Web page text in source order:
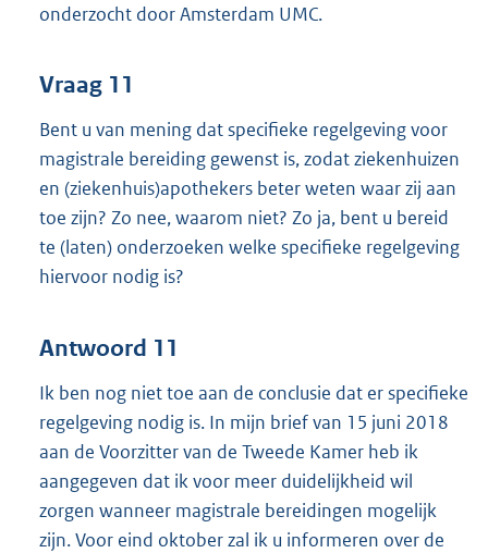
onderzocht door Amsterdam UMC.
Vraag 11
Bent u van mening dat specifieke regelgeving voor
magistrale bereiding gewenst is, zodat ziekenhuizen
en (ziekenhuis)apothekers beter weten waar zij aan
toe zijn? Zo nee, waarom niet? Zo ja, bent u bereid
te (laten) onderzoeken welke specifieke regelgeving
hiervoor nodig is?
Antwoord 11
Ik ben nog niet toe aan de conclusie dat er specifieke
regelgeving nodig is. In mijn brief van 15 juni 2018
aan de Voorzitter van de Tweede Kamer heb ik
aangegeven dat ik voor meer duidelijkheid wil
zorgen wanneer magistrale bereidingen mogelijk
zijn. Voor eind oktober zal ik u informeren over de